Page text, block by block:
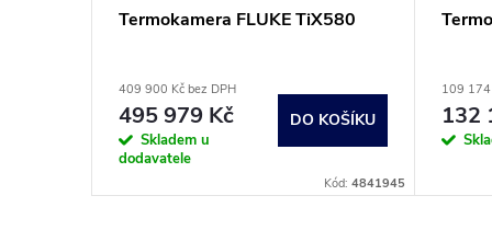
Termokamera FLUKE TiX580
409 900 Kč bez DPH
495 979 Kč
Skladem u
dodavatele
DO KOŠÍKU
Kód: 4841945
109 174
132